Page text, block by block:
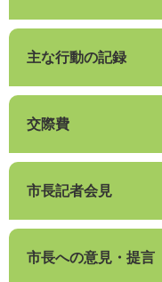
主な行動の記録
交際費
市長記者会見
市長への意見・提言